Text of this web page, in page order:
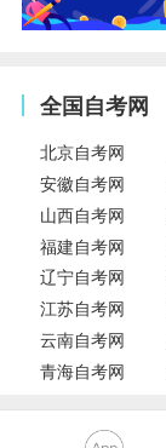
全国自考网
北京自考网
安徽自考网
山西自考网
福建自考网
辽宁自考网
江苏自考网
云南自考网
青海自考网